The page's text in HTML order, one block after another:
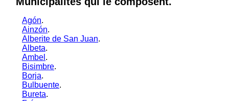
Agón.
Ainzón.
Alberite de San Juan.
Albeta.
Ambel .
Bisimbre.
Borja.
Bulbuente.
Bureta.